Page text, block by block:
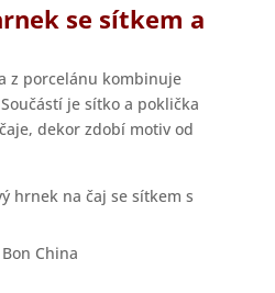
se sítkem a
z porcelánu kombinuje
je sítko a poklička
dekor zdobí motiv od
hrnek na čaj se sítkem s
China